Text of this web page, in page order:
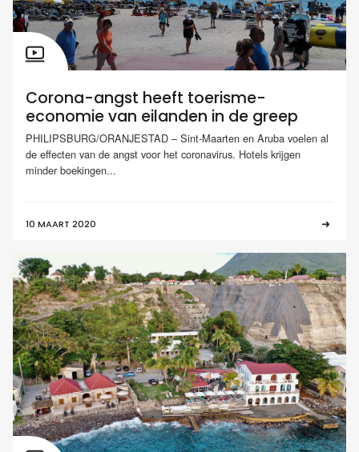
Corona-angst heeft toerisme-
economie van eilanden in de greep
PHILIPSBURG/ORANJESTAD – Sint-Maarten en Aruba voelen al
de effecten van de angst voor het coronavirus. Hotels krijgen
minder boekingen...
10 MAART 2020